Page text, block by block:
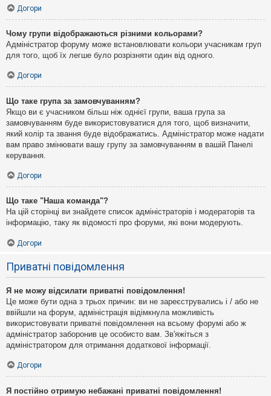
Догори
Чому групи відображаються різними кольорами?
Адміністратор форуму може встановлювати кольори учасникам груп
для того, щоб їх легше було розрізняти один від одного.
Догори
Що таке група за замовчуванням?
Якщо ви є учасником більш ніж однієї групи, ваша група за
замовчуванням буде використовуватися для того, щоб визначити,
який колір та звання буде відображатись. Адміністратор може надати
вам право змінювати вашу групу за замовчуванням в вашій Панелі
керування.
Догори
Що таке "Наша команда"?
На цій сторінці ви знайдете список адміністраторів і модераторів та
інформацію, таку як відомості про форуми, які вони модерують.
Догори
Приватні повідомлення
Я не можу відсилати приватні повідомлення!
Це може бути одна з трьох причин: ви не зареєструвались і / або не
ввійшли на форум, адміністрація відімкнула можливість
використовувати приватні повідомлення на всьому форумі або ж
адміністратор заборонив це особисто вам. Зв'яжіться з
адміністратором для отримання додаткової інформації.
Догори
Я постійно отримую небажані приватні повідомлення!